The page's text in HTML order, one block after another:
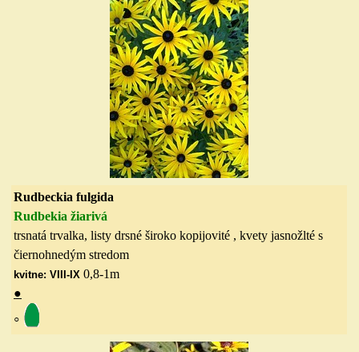
Rudbeckia fulgida
Rudbekia žiarivá
trsnatá trvalka, listy drsné široko kopijovité , kvety jasnožlté s
čiernohnedým stredom
kvitne: VIII-IX 0,8-1m
●
◦